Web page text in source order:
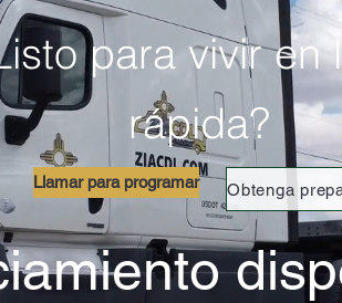
para vivir en
rápida?
Llamar para programar